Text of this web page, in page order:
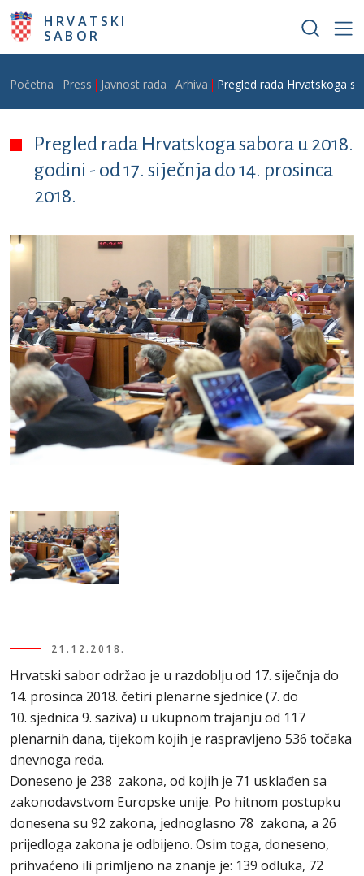
Skoči na glavni sadržaj
HRVATSKI
SABOR
Breadcrumb
Početna Press Javnost rada Arhiva Pregled rada Hrvatskoga
Pregled rada Hrvatskoga sabora u 2018.
godini - od 17. siječnja do 14. prosinca
2018.
21.12.2018.
Hrvatski sabor održao je u razdoblju od 17. siječnja do
14. prosinca 2018. četiri plenarne sjednice (7. do
10. sjednica 9. saziva) u ukupnom trajanju od 117
plenarnih dana, tijekom kojih je raspravljeno 536 točaka
dnevnoga reda.
Doneseno je 238 zakona, od kojih je 71 usklađen sa
zakonodavstvom Europske unije. Po hitnom postupku
donesena su 92 zakona, jednoglasno 78 zakona, a 26
prijedloga zakona je odbijeno. Osim toga, doneseno,
prihvaćeno ili primljeno na znanje je: 139 odluka, 72